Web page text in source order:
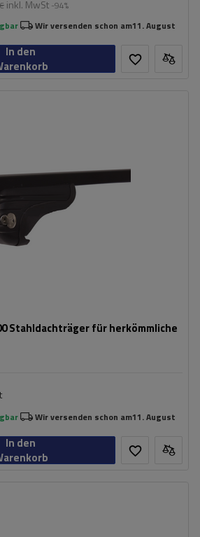
inkl. MwSt -94%
Wir versenden schon am11. August
In den
Stahldachträger für herkömmliche
Wir versenden schon am11. August
In den